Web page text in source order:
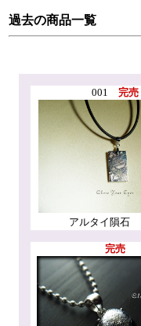
過去の商品一覧
001 完売
アルタイ隕石
完売